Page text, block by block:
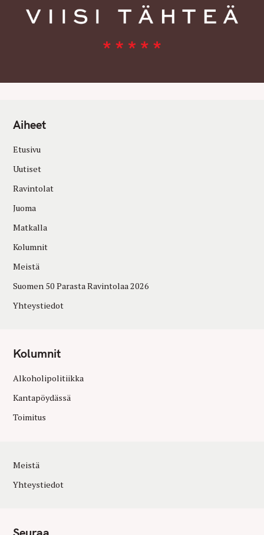
Aiheet
Etusivu
Uutiset
Ravintolat
Juoma
Matkalla
Kolumnit
Meistä
Suomen 50 Parasta Ravintolaa 2026
Yhteystiedot
Kolumnit
Alkoholipolitiikka
Kantapöydässä
Toimitus
Meistä
Yhteystiedot